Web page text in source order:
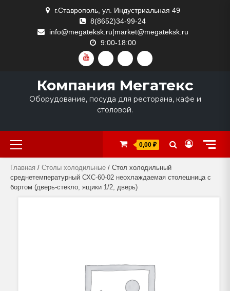
г.Ставрополь, ул. Индустриальная 49
8(8652)34-99-24
info@megateksk.ru|market@megateksk.ru
9:00-18:00
YOUTUBEVKVIDEORUTUBEDZEN
Компания Мегатекс
Оборудование, посуда для ресторана, кафе и
столовой.
Primary
Menu
0,00 ₽
Главная / Столы холодильные / Стол холодильный
среднетемпературный СХС-60-02 неохлаждаемая столешница с
бортом (дверь-стекло, ящики 1/2, дверь)